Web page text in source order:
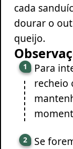
cada
dourar o
queijo.
Para
recheio
Se